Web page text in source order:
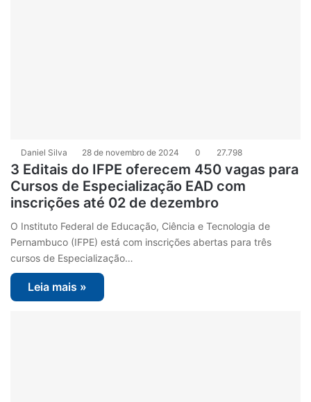
Daniel Silva 28 de novembro de 2024 0 27.798
3 Editais do IFPE oferecem 450 vagas para
Cursos de Especialização EAD com
inscrições até 02 de dezembro
O Instituto Federal de Educação, Ciência e Tecnologia de
Pernambuco (IFPE) está com inscrições abertas para três
cursos de Especialização…
Leia mais »